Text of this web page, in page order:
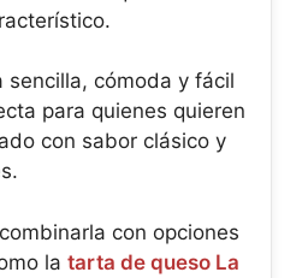
sencilla, cómoda y fácil
para quienes quieren
con sabor clásico y
con opciones
la tarta de queso La